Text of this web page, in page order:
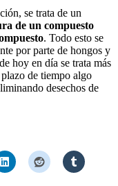
se trata de un
de un compuesto
. Todo esto se
por parte de hongos y
hoy en día se trata más
de tiempo algo
desechos de